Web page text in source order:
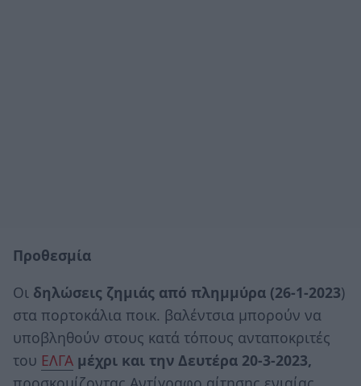
Προθεσμία
Οι δηλώσεις ζημιάς από πλημμύρα (26-1-2023)
στα πορτοκάλια ποικ. βαλέντσια μπορούν να
υποβληθούν στους κατά τόπους ανταποκριτές
του ΕΛΓΑ μέχρι και την Δευτέρα 20-3-2023,